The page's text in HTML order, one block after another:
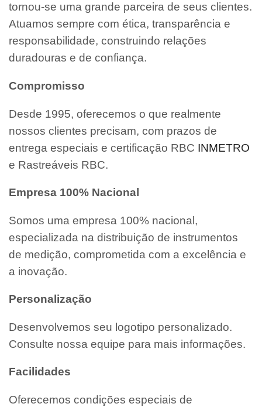
tornou-se uma grande parceira de seus clientes.
Atuamos sempre com ética, transparência e
responsabilidade, construindo relações
duradouras e de confiança.
Compromisso
Desde 1995, oferecemos o que realmente
nossos clientes precisam, com prazos de
entrega especiais e certificação RBC INMETRO
e Rastreáveis RBC.
Empresa 100% Nacional
Somos uma empresa 100% nacional,
especializada na distribuição de instrumentos
de medição, comprometida com a excelência e
a inovação.
Personalização
Desenvolvemos seu logotipo personalizado.
Consulte nossa equipe para mais informações.
Facilidades
Oferecemos condições especiais de